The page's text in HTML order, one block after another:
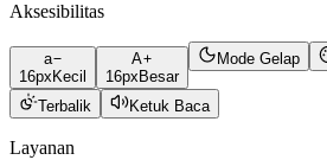
Aksesibilitas
a
16px Kecil
A
16px Besar
Mode Gelap
Terbalik Ketuk Baca
Layanan